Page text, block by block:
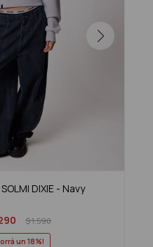
DIXIE - Navy
$1.590
18